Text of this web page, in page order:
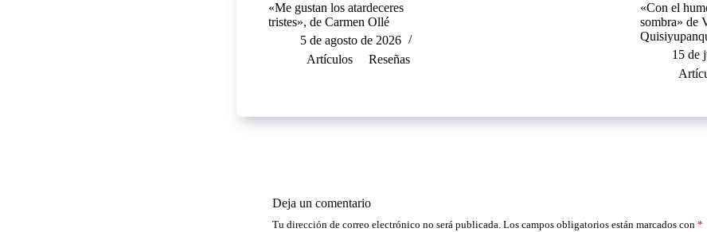
«Me gustan los atardeceres
tristes», de Carmen Ollé
5 de agosto de 2026
Artículos
Reseñas
«Con el
sombra» de
15 de
Deja un comentario
Tu dirección de correo electrónico no será publicada. Los campos obligatorios están marcados con *